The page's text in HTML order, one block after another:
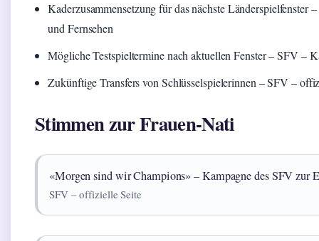
Kaderzusammensetzung für das nächste Länderspielfenster
und Fernsehen
Mögliche Testspieltermine nach aktuellen Fenster – SFV –
Zukünftige Transfers von Schlüsselspielerinnen – SFV –
Stimmen zur Frauen-Nati
«Morgen sind wir Champions» – Kampagne des SFV zur
SFV – offizielle Seite